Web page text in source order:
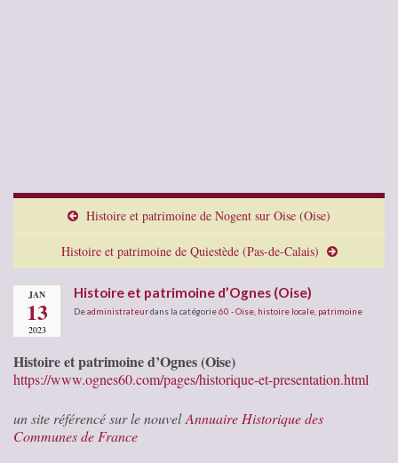
Histoire et patrimoine de Nogent sur Oise (Oise)
Histoire et patrimoine de Quiestède (Pas-de-Calais)
JAN
13
2023
Histoire et patrimoine d’Ognes (Oise)
Deadministrateurdans la catégorie60 - Oise histoire locale patrimoine
Histoire et patrimoine d’Ognes (Oise)
https://www.ognes60.com/pages/historique-et-presentation.html
un site référencé sur le nouvelAnnuaire Historique des
Communes de France